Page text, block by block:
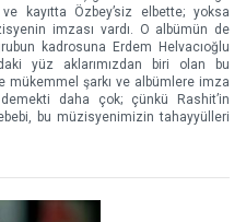
kayıtta Özbey’siz elbette; yoksa
imzası vardı. O albümün de
kadrosuna Erdem Helvacıoğlu
yüz aklarımızdan biri olan bu
mükemmel şarkı ve albümlere imza
daha çok; çünkü Rashit’in
bu müzisyenimizin tahayyülleri